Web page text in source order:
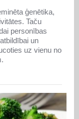
ģenētika,
Taču
personības
un
uz vienu no